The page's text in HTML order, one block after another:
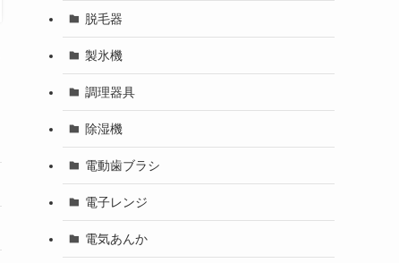
脱毛器
製氷機
調理器具
除湿機
電動歯ブラシ
電子レンジ
電気あんか